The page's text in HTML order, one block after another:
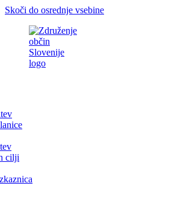
Skoči do osrednje vsebine
cilji